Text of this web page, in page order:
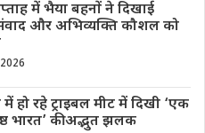
में भैया बहनों ने दिखाई
संवाद और अभिव्यक्ति कौशल को
हो रहे ट्राइबल मीट में दिखी ‘एक
भारत’ की अद्भुत झलक